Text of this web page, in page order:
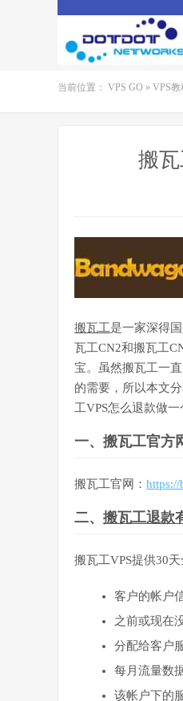
当前位置： VPS GO » VPS教
搬
搬瓦工是一家深得
瓦工CN2和搬瓦工
宝。虽然搬瓦工一
的需要，所以本文
工VPS怎么退款做一
一、搬瓦工官方
搬瓦工官网： https://
二、 搬瓦工退款
搬瓦工VPS提供30
客户的帐户
之前或现在
分配给客户
每月流量数
该帐户下的